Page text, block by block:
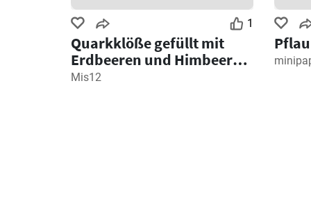
1
Quarkklöße gefüllt mit
Erdbeeren und Himbeeren
mit gerösteten
Mis12